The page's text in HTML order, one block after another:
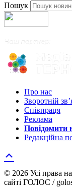
Пошук
Про нас
Зворотній
Співпраця
Реклама
Повідомити
Редакційна
© 2026 Усі права
сайті ГОЛОС /